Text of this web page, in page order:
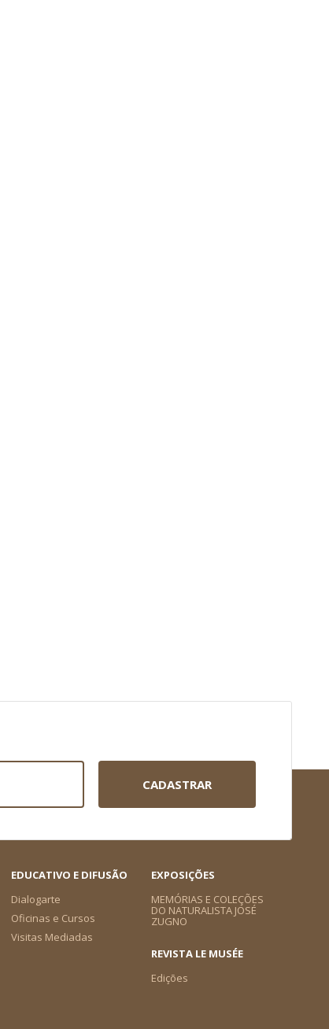
CADASTRAR
EDUCATIVO E DIFUSÃO
Dialogarte
Oficinas e Cursos
Visitas Mediadas
EXPOSIÇÕES
MEMÓRIAS E COLEÇÕES
DO NATURALISTA JOSÉ
ZUGNO
REVISTA LE MUSÉE
Edições